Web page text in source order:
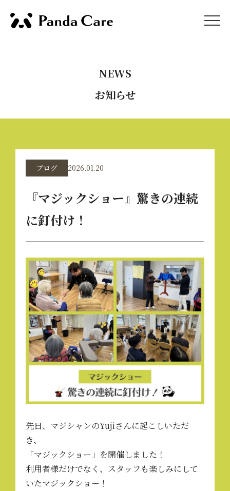
NEWS
お知らせ
ブログ 2026.01.20
『マジックショー』驚きの連続
に釘付け！
先日、マジシャンのYujiさんに起こしいただ
き、
「マジックショー」を開催しました！
利用者様だけでなく、スタッフも楽しみにして
いたマジックショー！